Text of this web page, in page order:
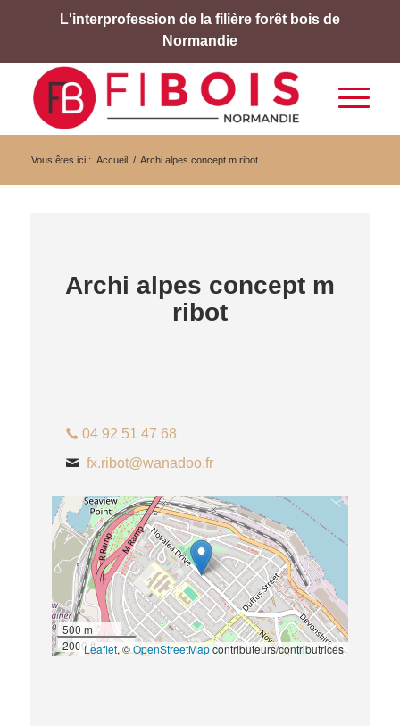
L'interprofession de la filière forêt bois de
Normandie
Vous êtes ici : Accueil / Archi alpes concept m ribot
Archi alpes concept m
ribot
04 92 51 47 68
fx.ribot@wanadoo.fr
500 m
2000 ftLeaflet, ©OpenStreetMapcontributeurs/contributrices